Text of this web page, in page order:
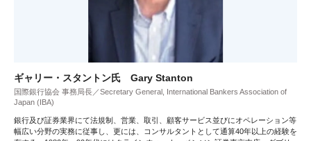
ギャリー・スタントン氏 Gary Stanton
国際銀行協会 事務局長／Secretary General, International Bankers Association of
Japan (IBA)
銀行及び証券業界にて法規制、営業、取引、顧客サービス並びにオペレーション等
幅広い分野の実務に従事し、更には、コンサルタントとして通算40年以上の経験を